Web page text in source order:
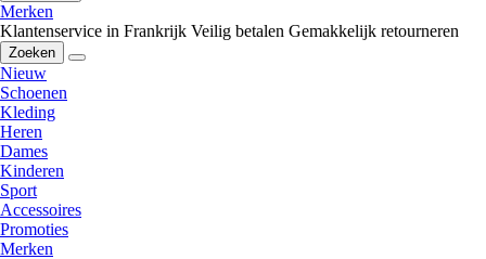
Merken
Klantenservice in Frankrijk Veilig betalen Gemakkelijk retourneren
Zoeken
Nieuw
Schoenen
Kleding
Heren
Dames
Kinderen
Sport
Accessoires
Promoties
Merken